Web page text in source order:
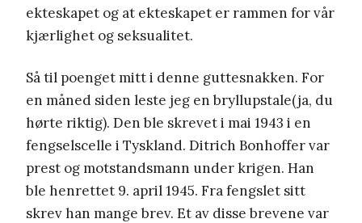
ekteskapet og at ekteskapet er rammen for vår
kjærlighet og seksualitet.
Så til poenget mitt i denne guttesnakken. For
en måned siden leste jeg en bryllupstale(ja, du
hørte riktig). Den ble skrevet i mai 1943 i en
fengselscelle i Tyskland. Ditrich Bonhoffer var
prest og motstandsmann under krigen. Han
ble henrettet 9. april 1945. Fra fengslet sitt
skrev han mange brev. Et av disse brevene var